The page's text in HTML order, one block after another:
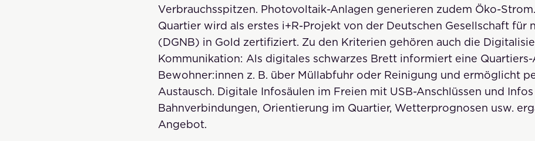
Verbrauchsspitzen. Photovoltaik-Anlagen generieren zudem Öko-
Quartier wird als erstes i+R-Projekt von der Deutschen Gesellschaft für
(DGNB) in Gold zertifiziert. Zu den Kriterien gehören auch die
Kommunikation: Als digitales schwarzes Brett informiert eine
Bewohner:innen z. B. über Müllabfuhr oder Reinigung und ermöglicht
Austausch. Digitale Infosäulen im Freien mit USB-Anschlüssen und
Bahnverbindungen, Orientierung im Quartier, Wetterprognosen usw.
Angebot.